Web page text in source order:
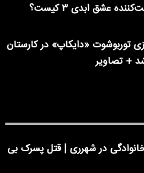
عشق ابدی ۳ کیست؟
توربوشوت «دایکاپ» در کارستان
شد + تصاویر
در شهرری | قتل پسرک بی